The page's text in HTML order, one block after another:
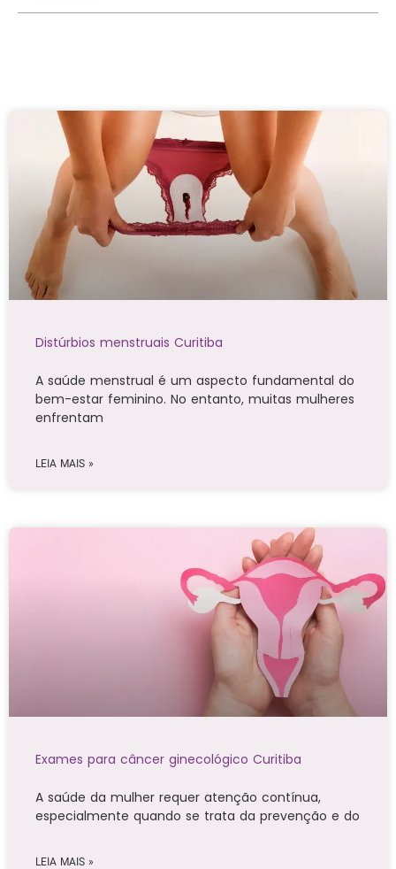
Distúrbios menstruais Curitiba
A saúde menstrual é um aspecto fundamental do
bem-estar feminino. No entanto, muitas mulheres
enfrentam
LEIA MAIS »
Exames para câncer ginecológico Curitiba
A saúde da mulher requer atenção contínua,
especialmente quando se trata da prevenção e do
LEIA MAIS »